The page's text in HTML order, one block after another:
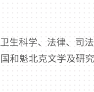
生科学、法律、司
和魁北克文学及研究